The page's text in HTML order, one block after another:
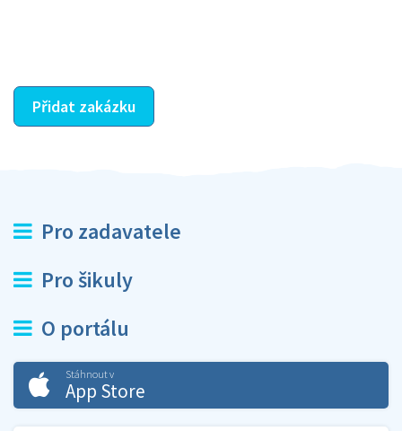
Přidat zakázku
Pro zadavatele
Pro šikuly
O portálu
Stáhnout v
App Store